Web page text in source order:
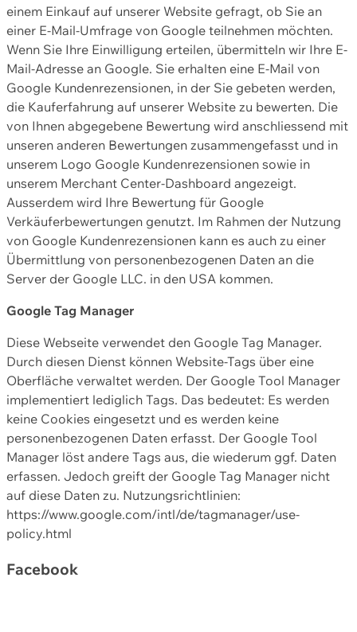
einem Einkauf auf unserer Website gefragt, ob Sie an
einer E-Mail-Umfrage von Google teilnehmen möchten.
Wenn Sie Ihre Einwilligung erteilen, übermitteln wir Ihre E-
Mail-Adresse an Google. Sie erhalten eine E-Mail von
Google Kundenrezensionen, in der Sie gebeten werden,
die Kauferfahrung auf unserer Website zu bewerten. Die
von Ihnen abgegebene Bewertung wird anschliessend mit
unseren anderen Bewertungen zusammengefasst und in
unserem Logo Google Kundenrezensionen sowie in
unserem Merchant Center-Dashboard angezeigt.
Ausserdem wird Ihre Bewertung für Google
Verkäuferbewertungen genutzt. Im Rahmen der Nutzung
von Google Kundenrezensionen kann es auch zu einer
Übermittlung von personenbezogenen Daten an die
Server der Google LLC. in den USA kommen.
Google Tag Manager
Diese Webseite verwendet den Google Tag Manager.
Durch diesen Dienst können Website-Tags über eine
Oberfläche verwaltet werden. Der Google Tool Manager
implementiert lediglich Tags. Das bedeutet: Es werden
keine Cookies eingesetzt und es werden keine
personenbezogenen Daten erfasst. Der Google Tool
Manager löst andere Tags aus, die wiederum ggf. Daten
erfassen. Jedoch greift der Google Tag Manager nicht
auf diese Daten zu. Nutzungsrichtlinien:
https://www.google.com/intl/de/tagmanager/use-
policy.html
Facebook